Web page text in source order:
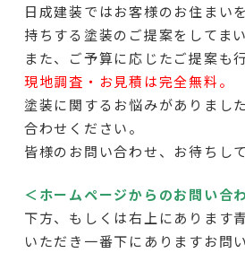
日成建装ではお客様のお住まい
持ちする塗装のご提案をしてまい
また、ご予算に応じたご提案も
現地調査・お見積は完全無料。
塗装に関するお悩みがありまし
合わせください。
皆様のお問い合わせ、お待ちし
＜ホームページからのお問い合
下方、もしくは右上にあります
いただき一番下にありますお問